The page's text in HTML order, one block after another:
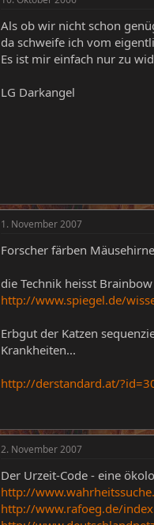
Als ob wir nicht schon
da schweife ich vom
Es ist mir einfach nur zu
LG Darkangel
1. November 2007
Forscher färben
die Technik heisst
http://www.spiegel.de/
Erbgut der Katzen
Krankheiten...
http://derstandard.at/
2. November 2007
Der Urzeit-Code - eine
http://
http://www.rafoeg.de/